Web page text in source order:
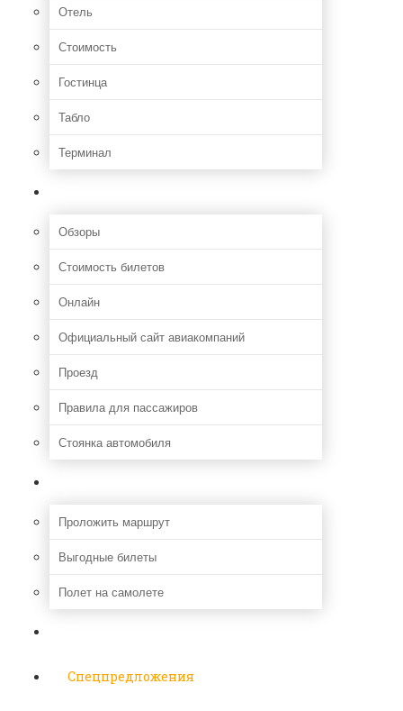
Отель
Стоимость
Гостинца
Табло
Терминал
Обзоры
Стоимость билетов
Онлайн
Официальный сайт авиакомпаний
Проезд
Правила для пассажиров
Стоянка автомобиля
Проложить маршрут
Выгодные билеты
Полет на самолете
Спецпредложения